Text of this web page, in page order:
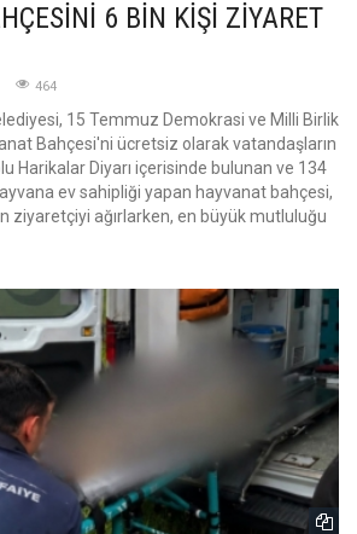
6 BİN KİŞİ ZİYARET
464
15 Temmuz Demokrasi ve Milli Birlik
Bahçesi'ni ücretsiz olarak vatandaşların
Harikalar Diyarı içerisinde bulunan ve 134
ev sahipliği yapan hayvanat bahçesi,
ziyaretçiyi ağırlarken, en büyük mutluluğu